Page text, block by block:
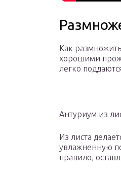
Как
хорошими
легко
Антуриум из
Из листа
увлажненную
правило,